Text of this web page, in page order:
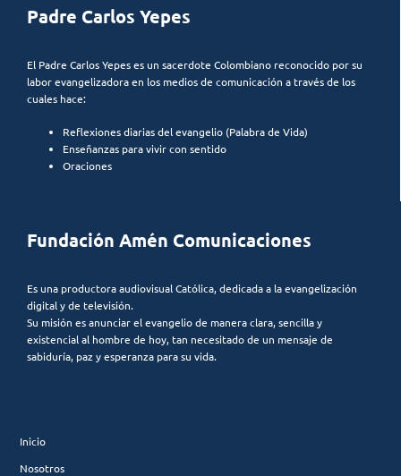
Padre Carlos Yepes
El Padre Carlos Yepes es un sacerdote Colombiano reconocido por su
labor evangelizadora en los medios de comunicación a través de los
cuales hace:
Reflexiones diarias del evangelio (Palabra de Vida)
Enseñanzas para vivir con sentido
Oraciones
Fundación Amén Comunicaciones
Es una productora audiovisual Católica, dedicada a la evangelización
digital y de televisión.
Su misión es anunciar el evangelio de manera clara, sencilla y
existencial al hombre de hoy, tan necesitado de un mensaje de
sabiduría, paz y esperanza para su vida.
Inicio
Nosotros